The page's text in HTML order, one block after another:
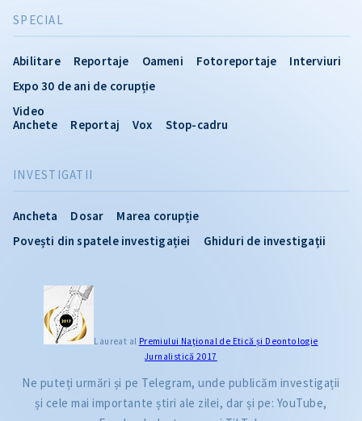
INVESTIGATII
Ancheta Dosar
Marea corupție
Povești din spatele investigației
Ghiduri de investigații
SPECIAL
Abilitare Reportaje Oameni Fotoreportaje
Interviuri
Expo 30 de ani de corupție
Video
Anchete
Reportaj Vox Stop-cadru
Laureat al Premiului Naţional de Etică și Deontologie
Jurnalistică 2017
Ne puteți urmări și pe Telegram, unde publicăm investigații
și cele mai importante știri ale zilei, dar și pe: YouTube,